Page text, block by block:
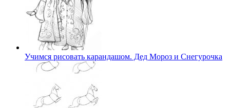
Учимся рисовать карандашом. Дед Мороз и Снегурочка